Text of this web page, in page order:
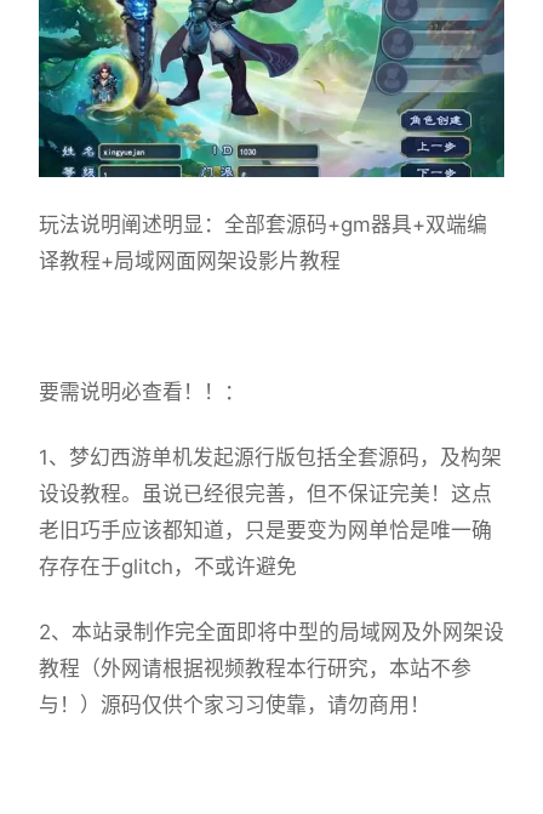
玩法说明阐述明显：全部套源码+gm器具+双端编
译教程+局域网面网架设影片教程
要需说明必查看！！：
1、 梦幻西游单机发起源行版包括全套源码，及构架
设设教程。虽说已经很完善，但不保证完美！这点
老旧巧手应该都知道，只是要变为网单恰是唯一确
存存在于glitch，不或许避免
2、本站录制作完全面即将中型的局域网及外网架设
教程（外网请根据视频教程本行研究，本站不参
与！）源码仅供个家习习使靠，请勿商用！